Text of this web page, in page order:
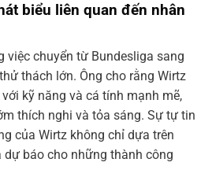
biểu liên quan đến nhân
việc chuyển từ Bundesliga sang
thách lớn. Ông cho rằng Wirtz
kỹ năng và cá tính mạnh mẽ,
thích nghi và tỏa sáng. Sự tự tin
của Wirtz không chỉ dựa trên
báo cho những thành công